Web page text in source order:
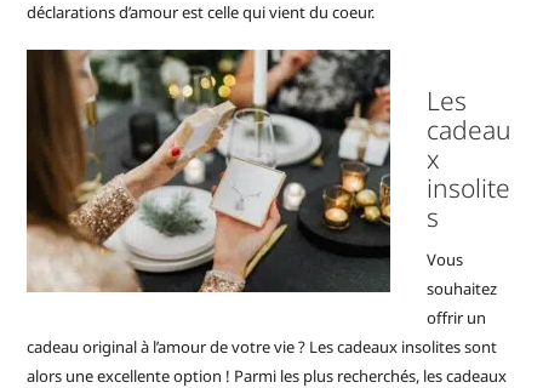
déclarations d’amour est celle qui vient du coeur.
Les
cadeau
x
insolite
s
Vous
souhaitez
offrir un
cadeau original à l’amour de votre vie ? Les cadeaux insolites sont
alors une excellente option ! Parmi les plus recherchés, les cadeaux